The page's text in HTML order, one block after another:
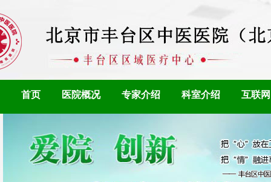
首页 医院概况 专家介绍 科室介绍 互联